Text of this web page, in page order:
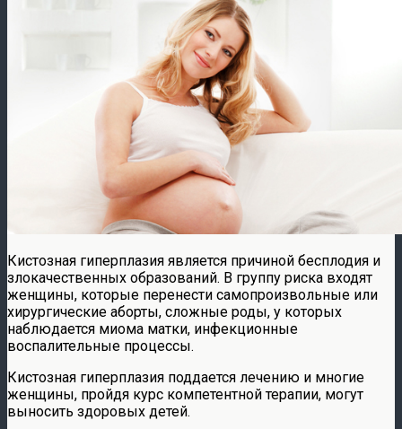
Кистозная гиперплазия является причиной бесплодия и
злокачественных образований. В группу риска входят
женщины, которые перенести самопроизвольные или
хирургические аборты, сложные роды, у которых
наблюдается миома матки, инфекционные
воспалительные процессы.
Кистозная гиперплазия поддается лечению и многие
женщины, пройдя курс компетентной терапии, могут
выносить здоровых детей.